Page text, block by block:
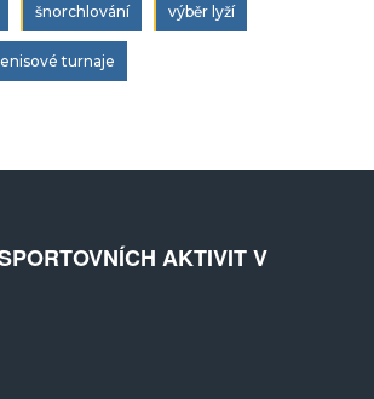
šnorchlování výběr lyží
turnaje
AKTIVIT V